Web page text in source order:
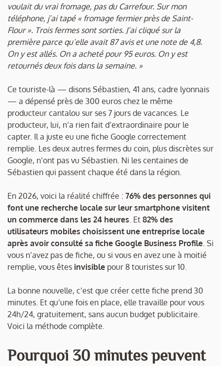
voulait du vrai fromage, pas du Carrefour. Sur mon
téléphone, j’ai tapé « fromage fermier près de Saint-
Flour ». Trois fermes sont sorties. J’ai cliqué sur la
première parce qu’elle avait 87 avis et une note de 4,8.
On y est allés. On a acheté pour 95 euros. On y est
retournés deux fois dans la semaine. »
Ce touriste-là — disons Sébastien, 41 ans, cadre lyonnais
— a dépensé près de 300 euros chez le même
producteur cantalou sur ses 7 jours de vacances. Le
producteur, lui, n’a rien fait d’extraordinaire pour le
capter. Il a juste eu une fiche Google correctement
remplie. Les deux autres fermes du coin, plus discrètes sur
Google, n’ont pas vu Sébastien. Ni les centaines de
Sébastien qui passent chaque été dans la région.
En 2026, voici la réalité chiffrée : 76% des personnes qui
font une recherche locale sur leur smartphone visitent
un commerce dans les 24 heures . Et 82% des
utilisateurs mobiles choisissent une entreprise locale
après avoir consulté sa fiche Google Business Profile . Si
vous n’avez pas de fiche, ou si vous en avez une à moitié
remplie, vous êtes invisible pour 8 touristes sur 10.
La bonne nouvelle, c’est que créer cette fiche prend 30
minutes. Et qu’une fois en place, elle travaille pour vous
24h/24, gratuitement, sans aucun budget publicitaire.
Voici la méthode complète.
Pourquoi 30 minutes peuvent